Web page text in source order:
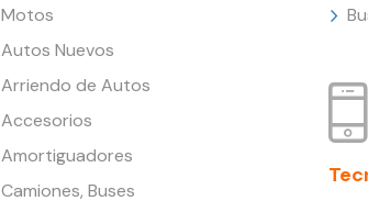
Motos
Autos Nuevos
Arriendo de Autos
Accesorios
Amortiguadores
Camiones, Buses